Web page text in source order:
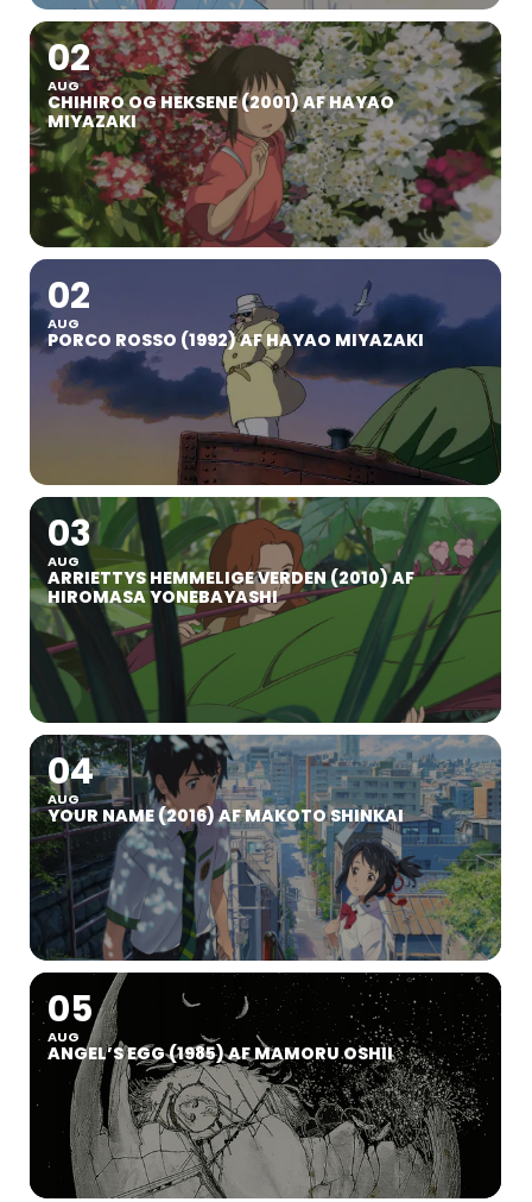
02
AUG
CHIHIRO OG HEKSENE (2001) AF HAYAO
MIYAZAKI
02
AUG
PORCO ROSSO (1992) AF HAYAO MIYAZAKI
03
AUG
ARRIETTYS HEMMELIGE VERDEN (2010) AF
HIROMASA YONEBAYASHI
04
AUG
YOUR NAME (2016) AF MAKOTO SHINKAI
05
AUG
ANGEL’S EGG (1985) AF MAMORU OSHII